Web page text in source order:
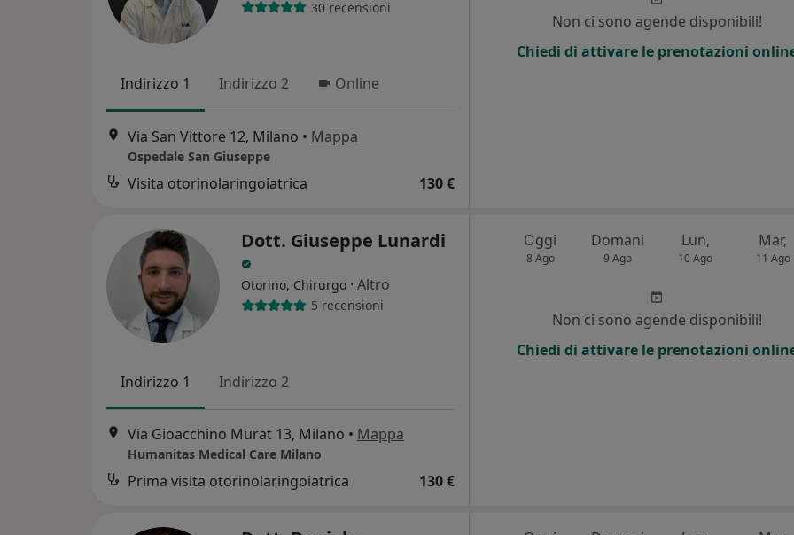
30 recensioni
Indirizzo 1 Indirizzo 2 Online
Via San Vittore 12, Milano • Mappa
Ospedale San Giuseppe
Visita otorinolaringoiatrica 130 €
Non ci sono agende disponibili!
Chiedi di attivare le prenotazioni
Dott. Giuseppe Lunardi
Otorino, Chirurgo · Altro
5 recensioni
Indirizzo 1 Indirizzo 2
Via Gioacchino Murat 13, Milano • Mappa
Humanitas Medical Care Milano
Prima visita otorinolaringoiatrica 130 €
Oggi
8 Ago
Domani
9 Ago
Lun,
10 Ago
Mar,
11 Ago
Non ci sono agende disponibili!
Chiedi di attivare le prenotazioni